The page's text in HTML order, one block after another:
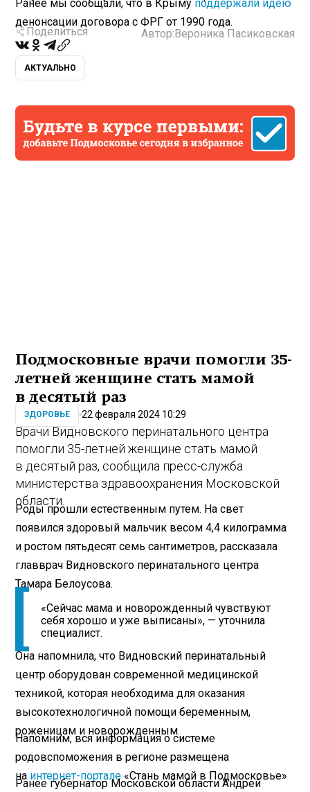
Ранее мы сообщали, что в Крымуподдержали идею
денонсации договора с ФРГ от 1990 года.
Поделиться Автор:Вероника Пасиковская
АКТУАЛЬНО
Подмосковные врачи помогли 35-
летней женщине стать мамой
в десятый раз
ЗДОРОВЬЕ 22 февраля 2024 10:29
Врачи Видновского перинатального центра
помогли 35-летней женщине стать мамой
в десятый раз, сообщила пресс-служба
министерства здравоохранения Московской
области.
Роды прошли естественным путем. На свет
появился здоровый мальчик весом 4,4 килограмма
и ростом пятьдесят семь сантиметров, рассказала
главврач Видновского перинатального центра
Тамара Белоусова.
«Сейчас мама и новорожденный чувствуют
себя хорошо и уже выписаны», — уточнила
специалист.
Она напомнила, что Видновский перинатальный
центр оборудован современной медицинской
техникой, которая необходима для оказания
высокотехнологичной помощи беременным,
роженицам и новорожденным.
Напомним, вся информация о системе
родовспоможения в регионе размещена
на интернет-портале «Стань мамой в Подмосковье»
Ранее губернатор Московской области Андрей